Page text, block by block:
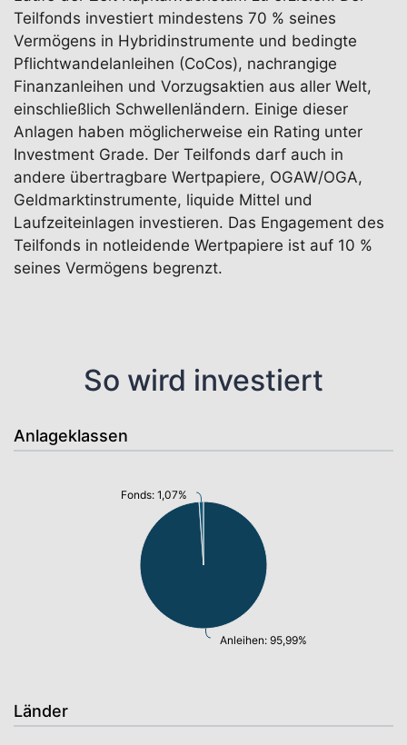
Teilfonds investiert mindestens 70 % seines
Vermögens in Hybridinstrumente und bedingte
Pflichtwandelanleihen (CoCos), nachrangige
Finanzanleihen und Vorzugsaktien aus aller Welt,
einschließlich Schwellenländern. Einige dieser
Anlagen haben möglicherweise ein Rating unter
Investment Grade. Der Teilfonds darf auch in
andere übertragbare Wertpapiere, OGAW/OGA,
Geldmarktinstrumente, liquide Mittel und
Laufzeiteinlagen investieren. Das Engagement des
Teilfonds in notleidende Wertpapiere ist auf 10 %
seines Vermögens begrenzt.
So wird investiert
Anlageklassen
Anleihen: 95,99%
Fonds: 1,07%
Länder